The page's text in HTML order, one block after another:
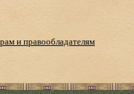
и правообладателям